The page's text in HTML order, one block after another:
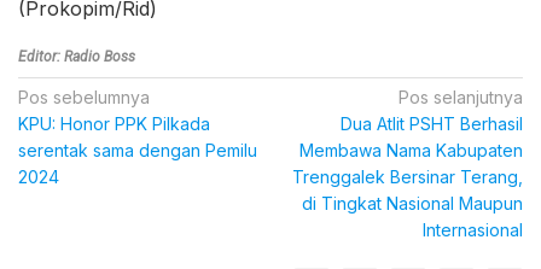
(Prokopim/Rid)
Editor: Radio Boss
Navigasi
pos
Pos sebelumnya
KPU: Honor PPK Pilkada
serentak sama dengan Pemilu
2024
Pos selanjutnya
Dua Atlit PSHT Berhasil
Membawa Nama Kabupaten
Trenggalek Bersinar Terang,
di Tingkat Nasional Maupun
Internasional